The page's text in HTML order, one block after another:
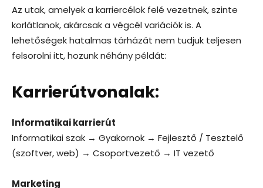
Az utak, amelyek a karriercélok felé vezetnek, szinte
korlátlanok, akárcsak a végcél variációk is. A
lehetőségek hatalmas tárházát nem tudjuk teljesen
felsorolni itt, hozunk néhány példát:
Karrierútvonalak:
Informatikai karrierút
Informatikai szak → Gyakornok → Fejlesztő / Tesztelő
(szoftver, web) → Csoportvezető → IT vezető
Marketing